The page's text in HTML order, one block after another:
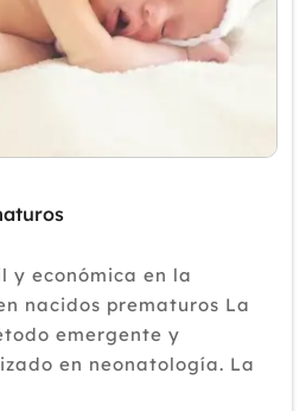
y económica en la
nacidos prematuros La
emergente y
en neonatología. La